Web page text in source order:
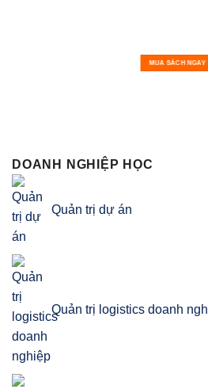
MUA SÁCH NGAY
DOANH NGHIỆP HỌC
Quản trị dự án
Quản trị logistics doanh